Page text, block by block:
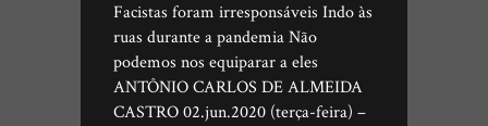
Facistas foram irresponsáveis Indo às
ruas durante a pandemia Não
podemos nos equiparar a eles
ANTÔNIO CARLOS DE ALMEIDA
CASTRO 02.jun.2020 (terça-feira) –